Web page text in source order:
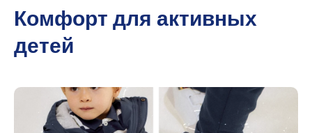
Комфорт для активных
детей